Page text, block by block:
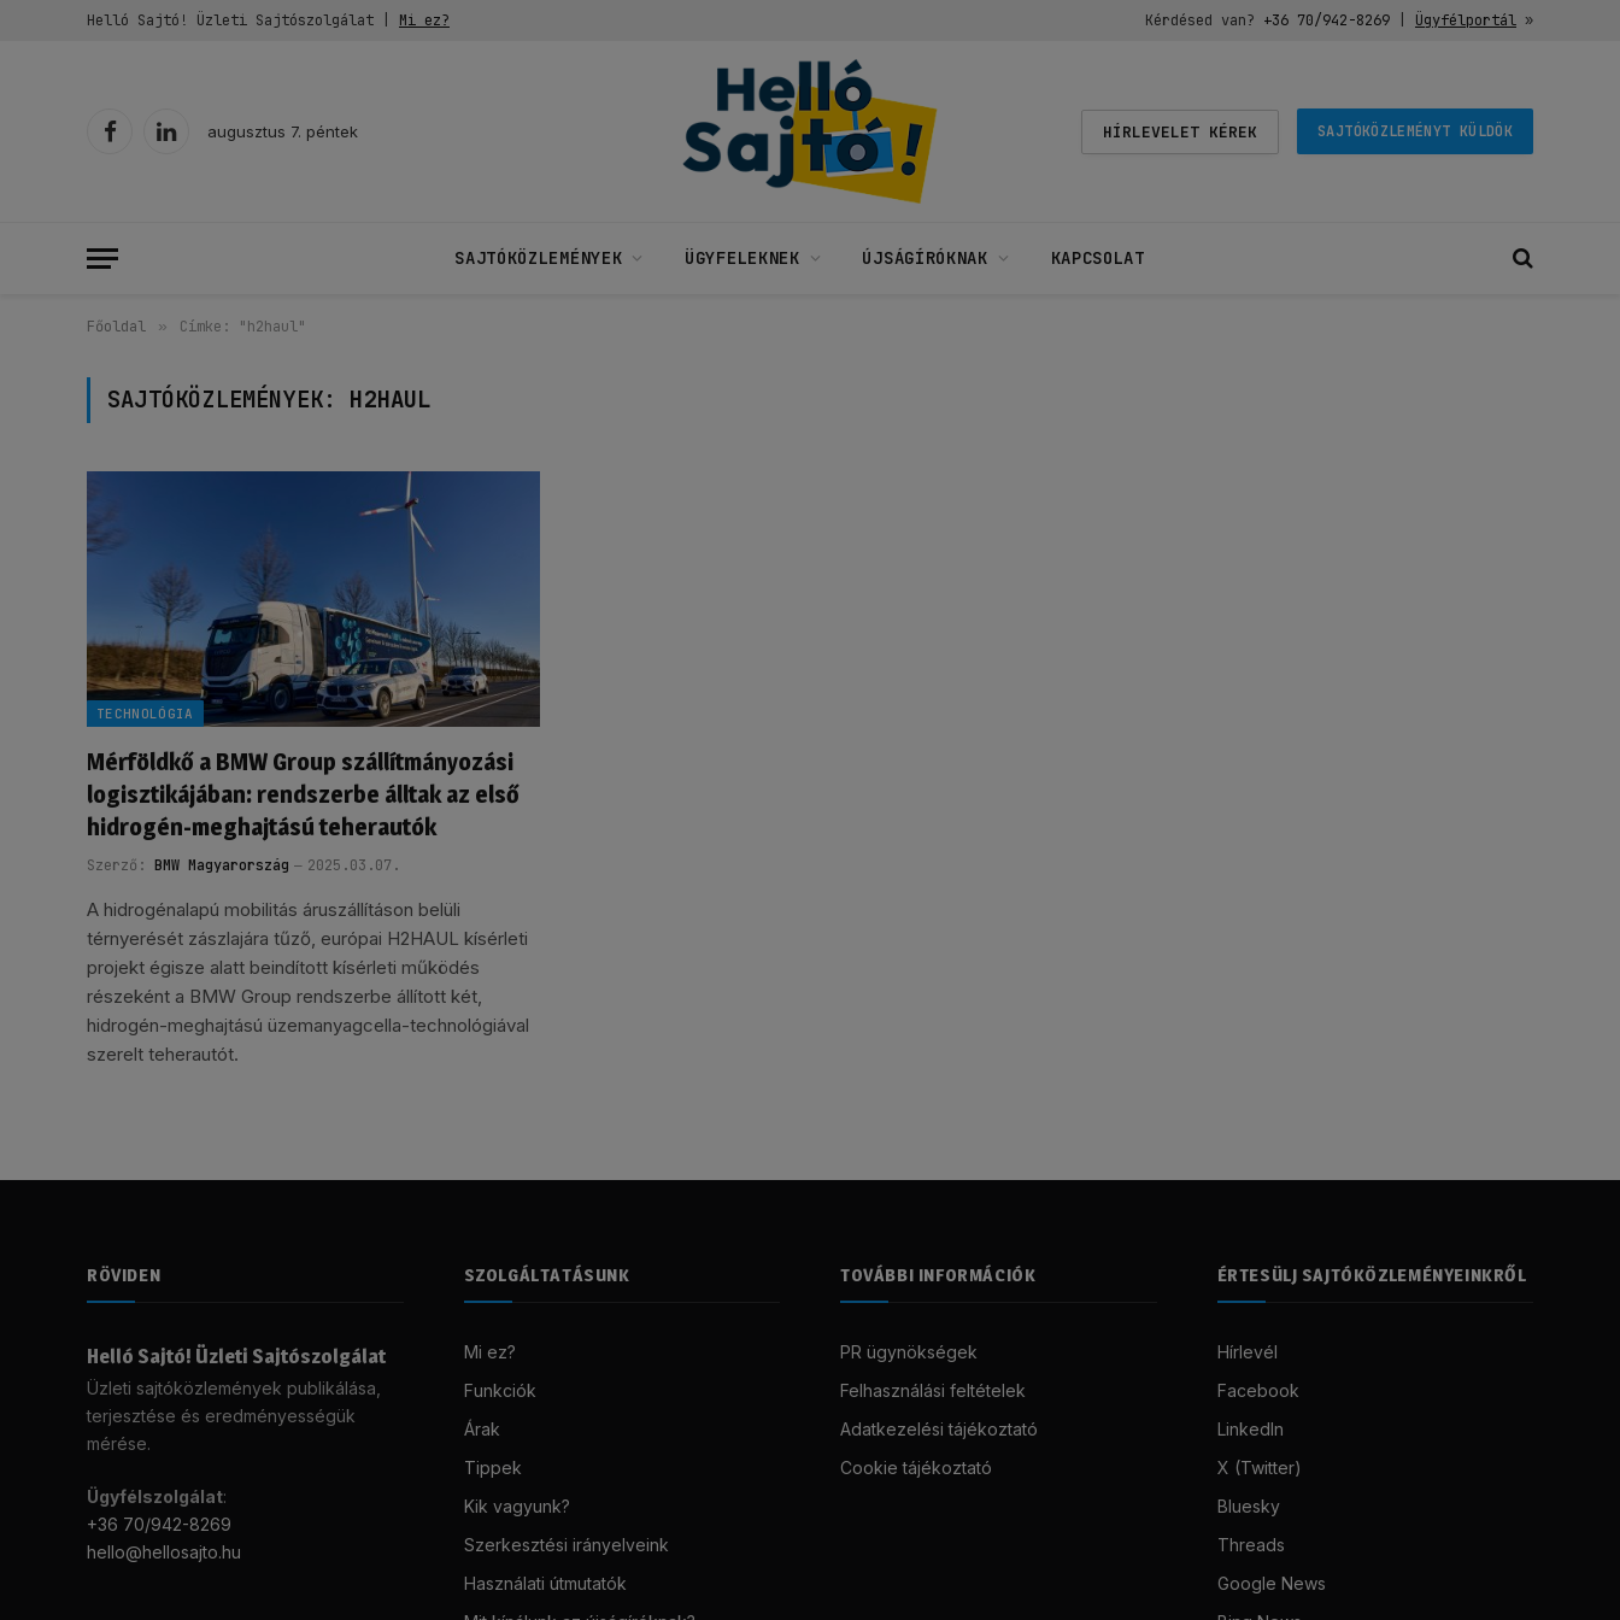
Helló Sajtó! Üzleti Sajtószolgálat | Mi ez? Kérdésed van? +36 70/942-8269| Ügyfélportál»
FacebookLinkedIn
augusztus 7. péntek HÍRLEVELET KÉREK SAJTÓKÖZLEMÉNYT KÜLDÖK
SAJTÓKÖZLEMÉNYEK ÜGYFELEKNEK ÚJSÁGÍRÓKNAK KAPCSOLAT
Főoldal » Címke: "h2haul"
SAJTÓKÖZLEMÉNYEK: H2HAUL
TECHNOLÓGIA
Mérföldkő a BMW Group szállítmányozási
logisztikájában: rendszerbe álltak az első
hidrogén-meghajtású teherautók
Szerző: BMW Magyarország 2025.03.07.
A hidrogénalapú mobilitás áruszállításon belüli
térnyerését zászlajára tűző, európai H2HAUL kísérleti
projekt égisze alatt beindított kísérleti működés
részeként a BMW Group rendszerbe állított két,
hidrogén-meghajtású üzemanyagcella-technológiával
szerelt teherautót.
RÖVIDEN
Helló Sajtó! Üzleti Sajtószolgálat
Üzleti sajtóközlemények publikálása,
terjesztése és eredményességük
mérése.
Ügyfélszolgálat:
+36 70/942-8269
hello@hellosajto.hu
SZOLGÁLTATÁSUNK
Mi ez?
Funkciók
Árak
Tippek
Kik vagyunk?
Szerkesztési irányelveink
Használati útmutatók
TOVÁBBI INFORMÁCIÓK
PR ügynökségek
Felhasználási feltételek
Adatkezelési tájékoztató
Cookie tájékoztató
ÉRTESÜLJ SAJTÓKÖZLEMÉNYEINKRŐL
Hírlevél
Facebook
LinkedIn
X (Twitter)
Bluesky
Threads
Google News